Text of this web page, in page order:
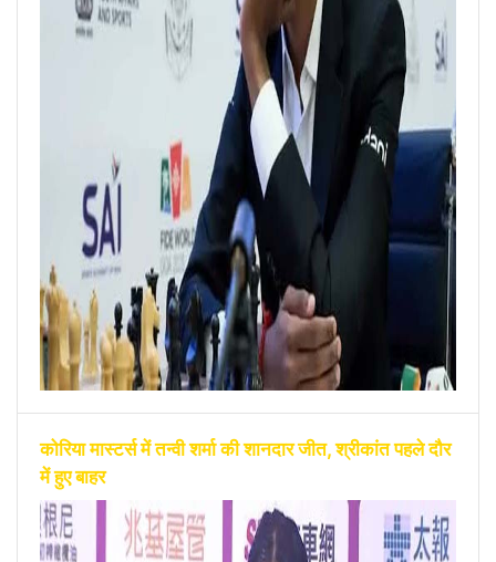
कोरिया मास्टर्स में तन्वी शर्मा की शानदार जीत, श्रीकांत पहले दौर
में हुए बाहर